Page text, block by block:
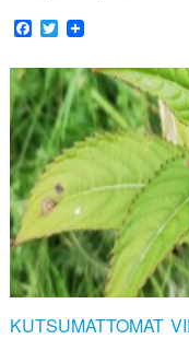
Facebook
Twitter
KUTSUMATTOMAT